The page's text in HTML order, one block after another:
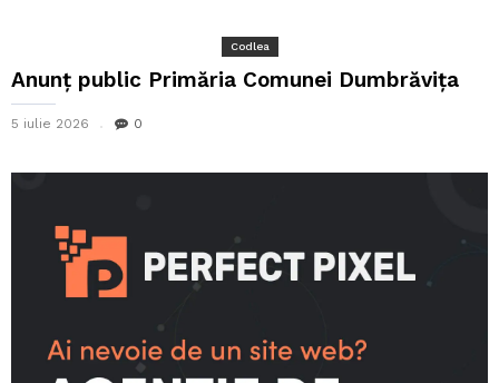
Codlea
Anunț public Primăria Comunei Dumbrăvița
5 iulie 2026 0